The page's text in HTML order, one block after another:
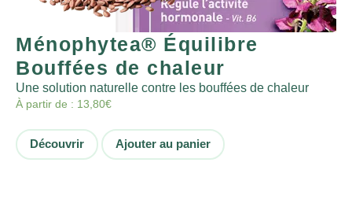
Ménophytea® Équilibre
Bouffées de chaleur
Une solution naturelle contre les bouffées de chaleur
À partir de : 13,80€
Découvrir Ajouter au panier